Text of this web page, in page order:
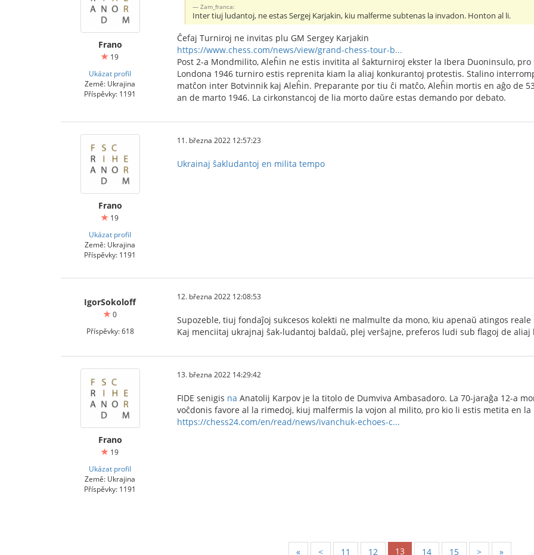
Frano
19
Ukázat profil
Země: Ukrajina
Příspěvky: 1191
Zam_franca:
Inter tiuj ludantoj, ne estas Sergej Karjakin, kiu malferme subtenas la invadon. Honton al li.
Ĉefaj Turniroj ne invitas plu GM Sergey Karjakin
https://www.chess.com/news/view/grand-chess-tour-b...
Post 2-a Mondmilito, Aleĥin ne estis invitita al ŝakturniroj ekster la Ibera Duoninsulo,
Londona 1946 turniro estis reprenita kiam la aliaj konkurantoj protestis. Stalino
matĉon inter Botvinnik kaj Aleĥin. Preparante por tiu ĉi matĉo, Aleĥin mortis en aĝo de
an de marto 1946. La cirkonstancoj de lia morto daŭre estas demando por debato.
Frano
19
Ukázat profil
Země: Ukrajina
Příspěvky: 1191
11. března 2022 12:57:23
Ukrainaj ŝakludantoj en milita tempo
IgorSokoloff
0
Příspěvky: 618
12. března 2022 12:08:53
Supozeble, tiuj fondaĵoj sukcesos kolekti ne malmulte da mono, kiu apenaŭ atingos
Kaj menciitaj ukrajnaj ŝak-ludantoj baldaŭ, plej verŝajne, preferos ludi sub flagoj de aliaj
Frano
19
Ukázat profil
Země: Ukrajina
Příspěvky: 1191
13. března 2022 14:29:42
FIDE senigis na Anatolij Karpov je la titolo de Dumviva Ambasadoro. La 70-jaraĝa 12-a
voĉdonis favore al la rimedoj, kiuj malfermis la vojon al milito, pro kio li estis metita en la
https://chess24.com/en/read/news/ivanchuk-echoes-c...
« < 11 12 13 14 15 > »